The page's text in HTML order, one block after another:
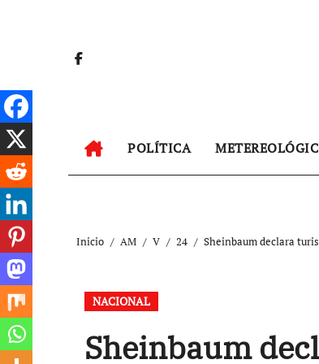
POLÍTICA
Inicio AM V 24 Sheinbaum declara
NACIONAL
Sheinbaum